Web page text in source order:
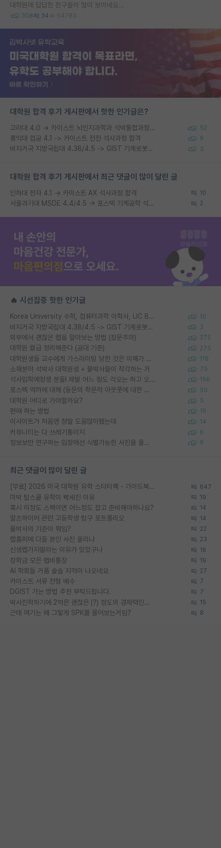
대학원에 답답한 친구들이 많이 보이네요...
308 34 64783
대학원 합격 후기 게시판에서 핫한 인기글은?
고려대 4.0 → 카이스트 뇌인지과학과 석박통합과정 합격 52
홍익대 컴공 4.1 -> 카이스트 전전 석사과정 합격 9
비지거국 지방국립대 4.38/4.5 -> GIST 기계로봇공학과 석사 3
대학원 합격 후기 게시판에서 최근 댓글이 많이 달린 글
인하대 전자 4.1 → 카이스트 AX 석사과정 합격 10
서울과기대 MSDE 4.4/4.5 → 포스텍 기계공학 석사과정 합 2
🔥 시선집중 핫한 인기글
Korea University 수학, 컴퓨터과학 이학사, UC Berkeley 산업공학 대학원 공학박사가 되는 것은 쉽지 않겠죠? 10
비지거국 지방국립대 4.38/4.5 -> GIST 기계로봇공학과 석사 3
외부에서 괜찮은 랩을 알아보는 방법 (장문주의) 275
대학원 월급 정리해준다 (공대 기준) 275
대학원생들 교수에게 가스라이팅 당한 것은 이해가 갑니다. 안타깝네요. 119
소재분야 석박사 대학원생 + 물박사들이 착각하는 거 75
석사입학예정생 분들! 제발 어느 정도 각오는 하고 오세요. 156
포스텍 억까에 대해 (동문의 학문적 아웃풋에 대한 반박) 50
대학원 어디로 가야할까요? 5
편애 하는 방법 16
이사이트가 처음엔 정말 도움많이됐는데 14
커뮤니티는 다 쓰레기통이지 6
정보보안 연구하는 입장에선 식별가능한 사진을 올리는건 비추이긴함 6
최근 댓글이 많이 달린 글
[무료] 2026 미국 대학원 유학 스타터팩 - 가이드북 & 합격자 컨택메일 템플릿 647
미박 탑스쿨 유학이 빡세진 이유 19
혹시 이정도 스펙이면 어느정도 잡고 준비해야하나요? 14
알츠하이머 관련 고등학생 탐구 포트폴리오 14
물박사의 기준이 뭐임? 22
랩홈피에 다들 본인 사진 올리냐 23
신생랩가지말라는 이유가 있었구나 16
장학금 모은 랩비통장 19
AI 학회들 거품 슬슬 지적이 나오네요 27
카이스트 서류 전형 배수 7
DGIST 가는 방법 추천 부탁드립니다. 7
박사진학하기에 2억은 괜찮은 (?) 정도의 경제력인가요 15
근데 여기는 왜 그렇게 SPK를 물어보는거임? 8